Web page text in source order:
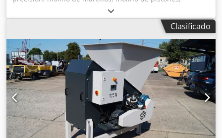
pulverizador, molino auxiliar, granulador, trituradora,
molino de polvo, molino de gránulos, granulador, molino
de rotor, tecnología de reciclaje, aglomerador. -Estado: sin
usar, sin sistema de control. -Fabricante: WIPA, molino
auxiliar, molino de martillos. -Tipo: WPZ 750-45. -Motor de
accionamiento: 45 kW. -Número de martillos: 4 unidades. -
Número de cuchillas contra: 6 unidades. -Boca de
alimentación: Ø 400 mm. -Boca de descarga: altura
ajustable. Crjdpfszbk Tiex Ahaof -Cantidad: 3 unidades
disponibles. -Precio: por unidad. -Dimensiones:
1160/2335/A1550 mm. -Peso: 2100 kg.
Clasificado